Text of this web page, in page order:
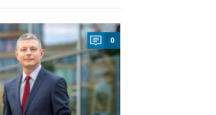
0